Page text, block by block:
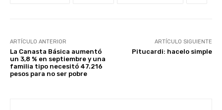
ARTÍCULO ANTERIOR
La Canasta Básica aumentó
un 3,8 % en septiembre y una
familia tipo necesitó 47.216
pesos para no ser pobre
ARTÍCULO SIGUIENTE
Pitucardi: hacelo simple